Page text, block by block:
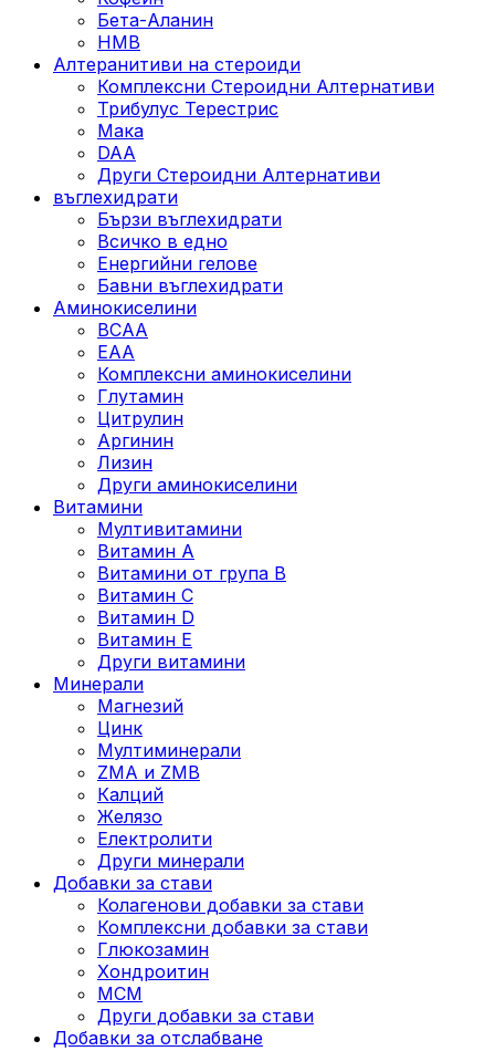
Бета-Аланин
HMB
Алтеранитиви на стероиди
Комплексни Стероидни Алтернативи
Трибулус Терестрис
Maка
DAA
Други Стероидни Алтернативи
въглехидрати
Бързи въглехидрати
Всичко в едно
Енергийни гелове
Бавни въглехидрати
Аминокиселини
BCAA
EAA
Комплексни аминокиселини
Глутамин
Цитрулин
Аргинин
Лизин
Други аминокиселини
Витамини
Мултивитамини
Витамин А
Витамини от група B
Витамин C
Витамин D
Витамин E
Други витамини
Минерали
Магнезий
Цинк
Мултиминерали
ZMA и ZMB
Калций
Желязо
Електролити
Други минерали
Добавки за стави
Колагенови добавки за стави
Комплексни добавки за стави
Глюкозамин
Хондроитин
МСМ
Други добавки за стави
Добавки за отслабване